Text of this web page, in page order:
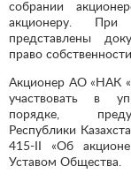
собрании
акционеру.
представлены
право
Акционер АО «НАК
участвовать в
порядке,
Республики
415-II «Об
Уставом Общества.